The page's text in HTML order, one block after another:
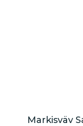
Markisväv